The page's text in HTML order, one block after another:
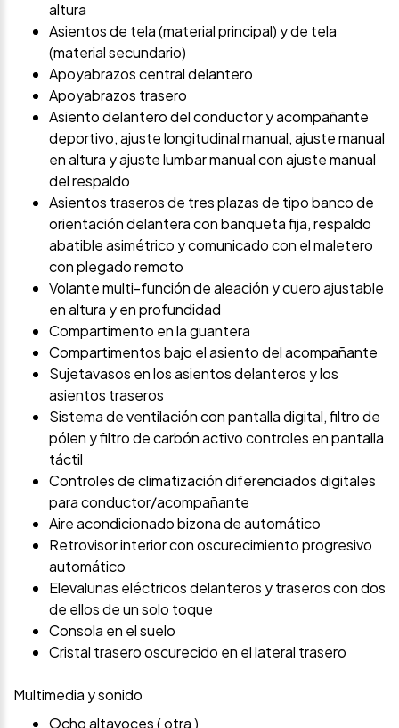
altura
Asientos de tela (material principal) y de tela
(material secundario)
Apoyabrazos central delantero
Apoyabrazos trasero
Asiento delantero del conductor y acompañante
deportivo, ajuste longitudinal manual, ajuste manual
en altura y ajuste lumbar manual con ajuste manual
del respaldo
Asientos traseros de tres plazas de tipo banco de
orientación delantera con banqueta fija, respaldo
abatible asimétrico y comunicado con el maletero
con plegado remoto
Volante multi-función de aleación y cuero ajustable
en altura y en profundidad
Compartimento en la guantera
Compartimentos bajo el asiento del acompañante
Sujetavasos en los asientos delanteros y los
asientos traseros
Sistema de ventilación con pantalla digital, filtro de
pólen y filtro de carbón activo controles en pantalla
táctil
Controles de climatización diferenciados digitales
para conductor/acompañante
Aire acondicionado bizona de automático
Retrovisor interior con oscurecimiento progresivo
automático
Elevalunas eléctricos delanteros y traseros con dos
de ellos de un solo toque
Consola en el suelo
Cristal trasero oscurecido en el lateral trasero
Multimedia y sonido
Ocho altavoces ( otra )